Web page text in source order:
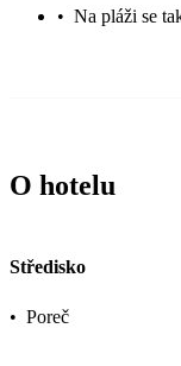
• Na pláži se
O hotelu
Středisko
• Poreč